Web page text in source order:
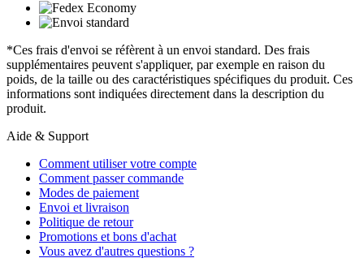
*Ces frais d'envoi se réfèrent à un envoi standard. Des frais
supplémentaires peuvent s'appliquer, par exemple en raison du
poids, de la taille ou des caractéristiques spécifiques du produit. Ces
informations sont indiquées directement dans la description du
produit.
Aide & Support
Comment utiliser votre compte
Comment passer commande
Modes de paiement
Envoi et livraison
Politique de retour
Promotions et bons d'achat
Vous avez d'autres questions ?